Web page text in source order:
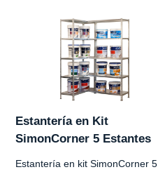
Estantería en Kit
SimonCorner 5 Estantes
Estantería en kit SimonCorner 5